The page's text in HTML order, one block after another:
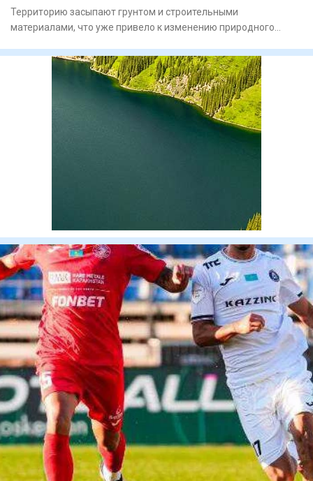
Территорию засыпают грунтом и строительными
материалами, что уже привело к изменению природного